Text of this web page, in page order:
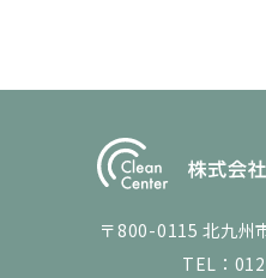
〒800-0115 北九州
TEL：